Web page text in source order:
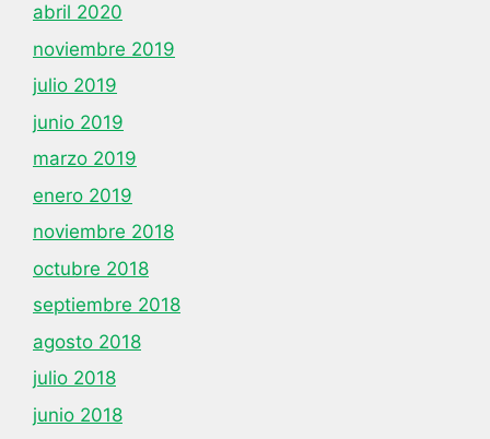
abril 2020
noviembre 2019
julio 2019
junio 2019
marzo 2019
enero 2019
noviembre 2018
octubre 2018
septiembre 2018
agosto 2018
julio 2018
junio 2018